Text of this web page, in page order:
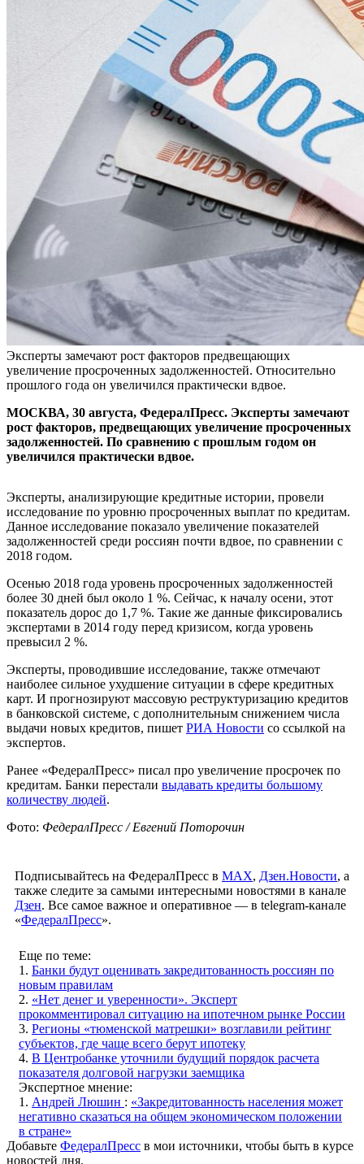
Эксперты замечают рост факторов предвещающих
увеличение просроченных задолженностей. Относительно
прошлого года он увеличился практически вдвое.
МОСКВА, 30 августа, ФедералПресс. Эксперты замечают
рост факторов, предвещающих увеличение просроченных
задолженностей. По сравнению с прошлым годом он
увеличился практически вдвое.
Эксперты, анализирующие кредитные истории, провели
исследование по уровню просроченных выплат по кредитам.
Данное исследование показало увеличение показателей
задолженностей среди россиян почти вдвое, по сравнении с
2018 годом.
Осенью 2018 года уровень просроченных задолженностей
более 30 дней был около 1 %. Сейчас, к началу осени, этот
показатель дорос до 1,7 %. Такие же данные фиксировались
экспертами в 2014 году перед кризисом, когда уровень
превысил 2 %.
Эксперты, проводившие исследование, также отмечают
наиболее сильное ухудшение ситуации в сфере кредитных
карт. И прогнозируют массовую реструктуризацию кредитов
в банковской системе, с дополнительным снижением числа
выдачи новых кредитов, пишет РИА Новости со ссылкой на
экспертов.
Ранее «ФедералПресс» писал про увеличение просрочек по
кредитам. Банки перестали выдавать кредиты большому
количеству людей.
Фото: ФедералПресс / Евгений Поторочин
Подписывайтесь на ФедералПресс в МАХ, Дзен.Новости, а
также следите за самыми интересными новостями в канале
Дзен. Все самое важное и оперативное — в telegram-канале
«ФедералПресс».
Еще по теме:
1. Банки будут оценивать закредитованность россиян по
новым правилам
2. «Нет денег и уверенности». Эксперт
прокомментировал ситуацию на ипотечном рынке России
3. Регионы «тюменской матрешки» возглавили рейтинг
субъектов, где чаще всего берут ипотеку
4. В Центробанке уточнили будущий порядок расчета
показателя долговой нагрузки заемщика
Экспертное мнение:
1. Андрей Люшин : «Закредитованность населения может
негативно сказаться на общем экономическом положении
в стране»
Добавьте ФедералПресс в мои источники, чтобы быть в курсе
новостей дня.